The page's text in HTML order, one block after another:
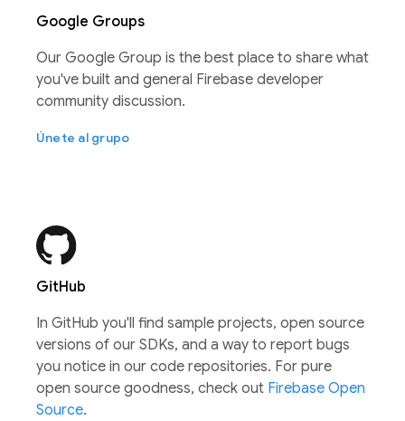
Google Groups
Our Google Group is the best place to share what
you've built and general Firebase developer
community discussion.
Únete al grupo
GitHub
In GitHub you'll find sample projects, open source
versions of our SDKs, and a way to report bugs
you notice in our code repositories. For pure
open source goodness, check out Firebase Open
Source.